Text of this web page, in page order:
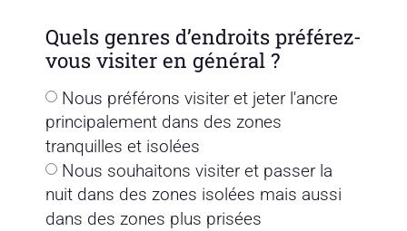
Quels genres d’endroits préférez-
vous visiter en général ?
Nous préférons visiter et jeter l'ancre
principalement dans des zones
tranquilles et isolées
Nous souhaitons visiter et passer la
nuit dans des zones isolées mais aussi
dans des zones plus prisées